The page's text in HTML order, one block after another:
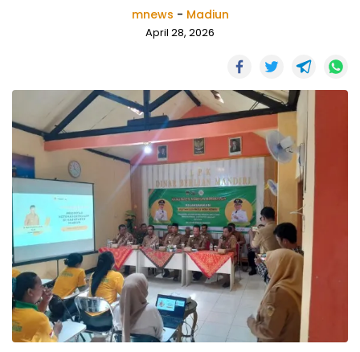
mnews - Madiun
April 28, 2026